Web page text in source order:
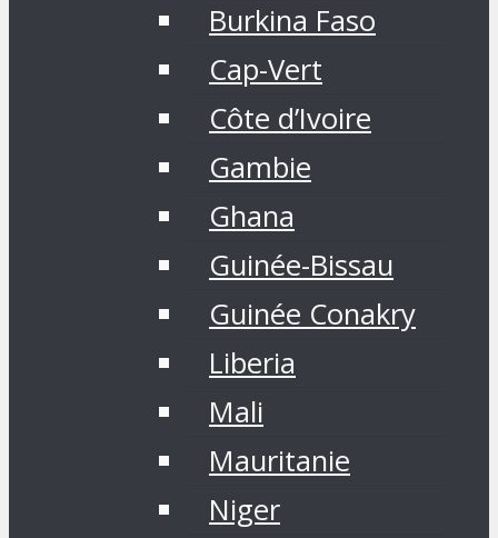
Burkina Faso
Cap-Vert
Côte d’Ivoire
Gambie
Ghana
Guinée-Bissau
Guinée Conakry
Liberia
Mali
Mauritanie
Niger